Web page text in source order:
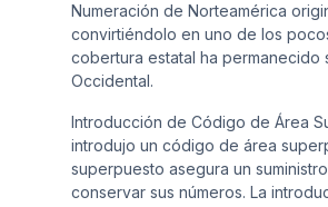
Numeración de Norteamérica
convirtiéndolo en uno de los
cobertura estatal ha permanecido
Occidental.
Introducción de Código de Área
introdujo un código de área
superpuesto asegura un
conservar sus números. La